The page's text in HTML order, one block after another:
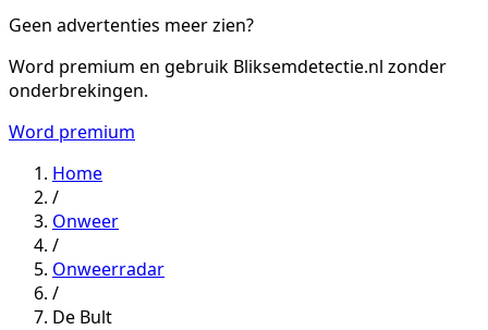
Geen advertenties meer zien?
Word premium en gebruik Bliksemdetectie.nl zonder
onderbrekingen.
Word premium
Home
/
Onweer
/
Onweerradar
/
De Bult